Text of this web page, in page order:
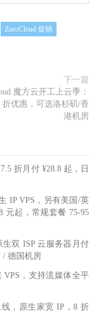
ZoroCloud 促销
下一篇
魔方云开工上云季：
折优惠，可选洛杉矶/香
港机房
折月付 ¥28.8 起，日
IP VPS，另有美国/英
元起，常规套餐 75-95
双 ISP 云服务器月付
/ 德国机房
VPS，支持流媒体全平
，原生家宽 IP，8 折